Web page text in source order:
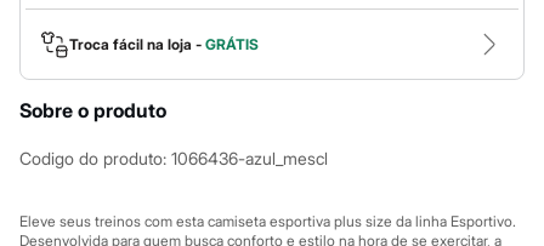
Rasteirinhas
Sandálias
Sapatilhas
Tênis
City
Clock House
Sawary
Troca fácil na loja - GRÁTIS
Sobre o produto
Codigo do produto: 1066436-azul_mescl
Eleve seus treinos com esta camiseta esportiva plus size da linha Esportivo.
Desenvolvida para quem busca conforto e estilo na hora de se exercitar, a